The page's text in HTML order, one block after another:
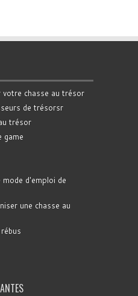
chasse au trésor
de trésorsr
trésor
game
d'emploi de
une chasse au